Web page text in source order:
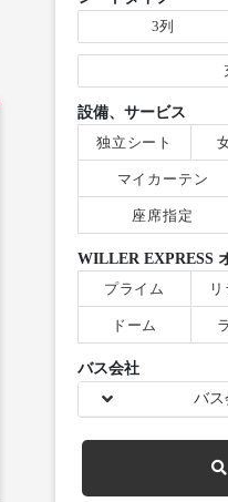
3列
設備、サービス
独立シート
マイカーテン
座席指定
WILLER EXPRESS
プライム
ドーム
バス会社
バス